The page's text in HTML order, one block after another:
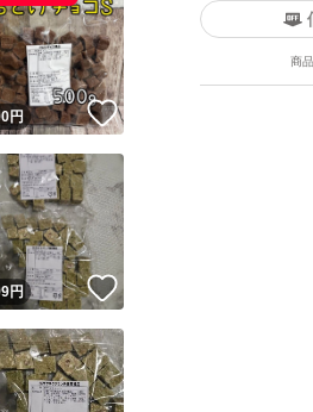
商
円 いいね！
円 いいね！